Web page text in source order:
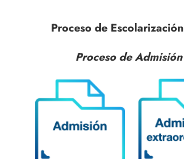
Proceso de Escolarización
Proceso de Admisión